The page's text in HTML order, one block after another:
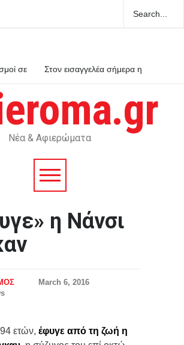
σε
Στον εισαγγελέα σήμερα η
να
σας
Νέα & Αφιερώματα
η Νάνσι
March 6, 2016
94 ετών, έφυγε από τη ζωή η